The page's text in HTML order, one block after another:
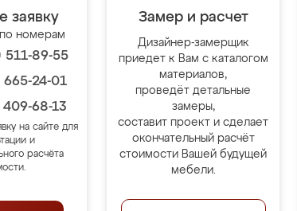
заявку
по номерам
89-55
24-01
68-13
на сайте для
и
расчёта
Замер и расчет
Дизайнер-замерщик
приедет к Вам с каталогом
материалов,
проведёт детальные
замеры,
составит проект и сделает
окончательный расчёт
стоимости Вашей будущей
мебели.